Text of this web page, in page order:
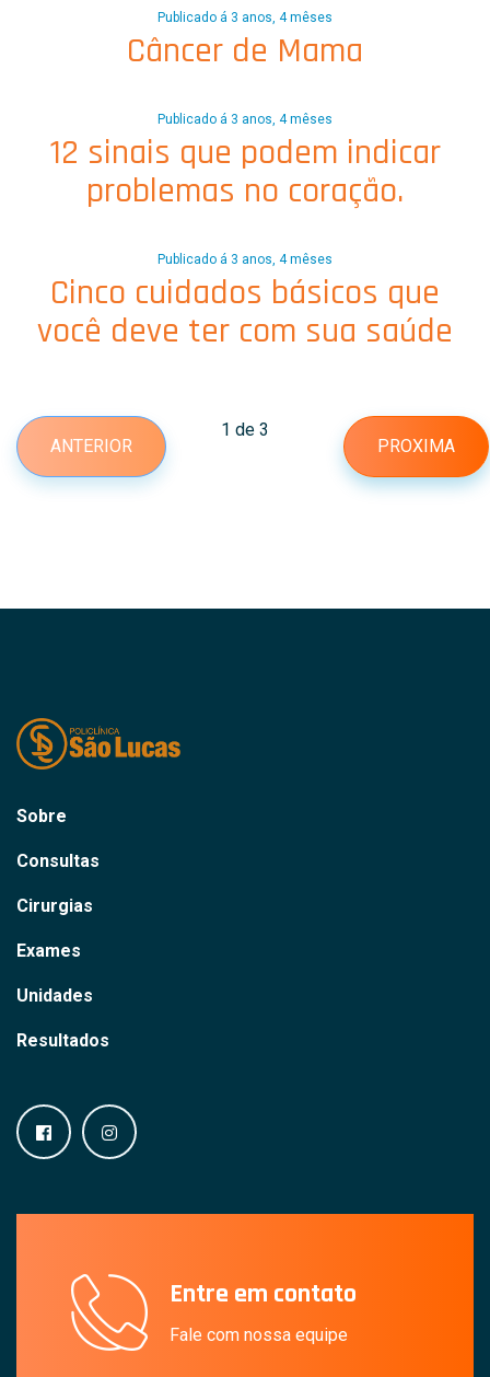
Publicado á 3 anos, 4 mêses
Câncer de Mama
Publicado á 3 anos, 4 mêses
12 sinais que podem indicar
problemas no coração.
Publicado á 3 anos, 4 mêses
Cinco cuidados básicos que
você deve ter com sua saúde
ANTERIOR
1 de 3
PROXIMA
Sobre
Consultas
Cirurgias
Exames
Unidades
Resultados
Entre em contato
Fale com nossa equipe